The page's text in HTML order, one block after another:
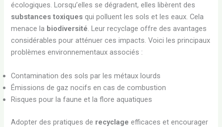
écologiques. Lorsqu’elles se dégradent, elles libèrent des
substances toxiques qui polluent les sols et les eaux. Cela
menace la biodiversité. Leur recyclage offre des avantages
considérables pour atténuer ces impacts. Voici les principaux
problèmes environnementaux associés :
Contamination des sols par les métaux lourds
Émissions de gaz nocifs en cas de combustion
Risques pour la faune et la flore aquatiques
Adopter des pratiques de recyclage efficaces et encourager